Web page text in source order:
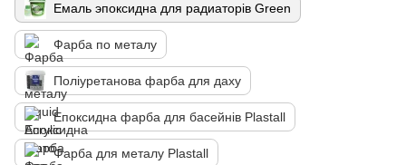
Емаль эпоксидна для радиаторів Green
Фарба по металу
Поліуретанова фарба для даху
Епоксидна фарба для басейнів Plastall
Фарба для металу Plastall